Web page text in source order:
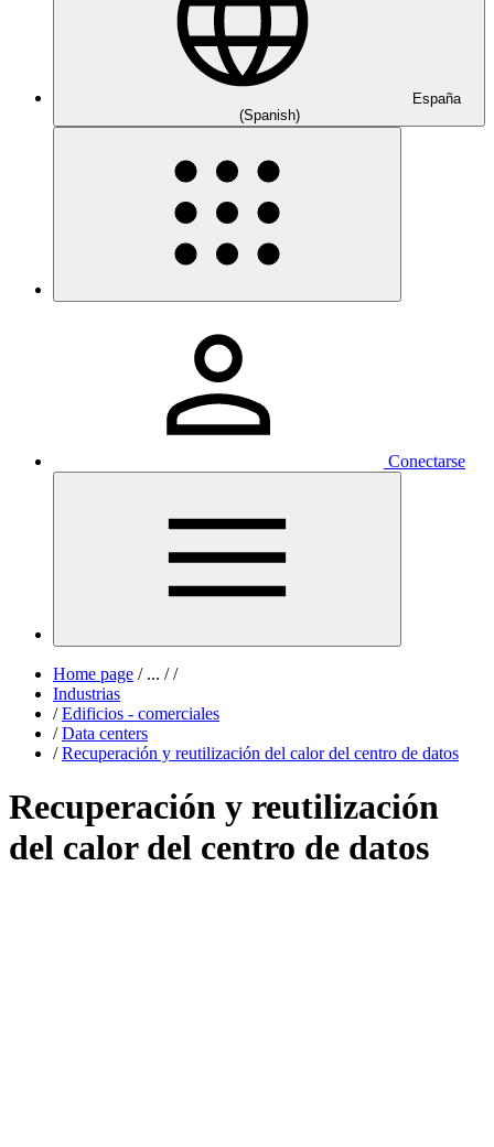
España
(Spanish)
Conectarse
Home page /... / /
Industrias
/ Edificios - comerciales
/ Data centers
/ Recuperación y reutilización del calor del centro de datos
Recuperación y reutilización
del calor del centro de datos